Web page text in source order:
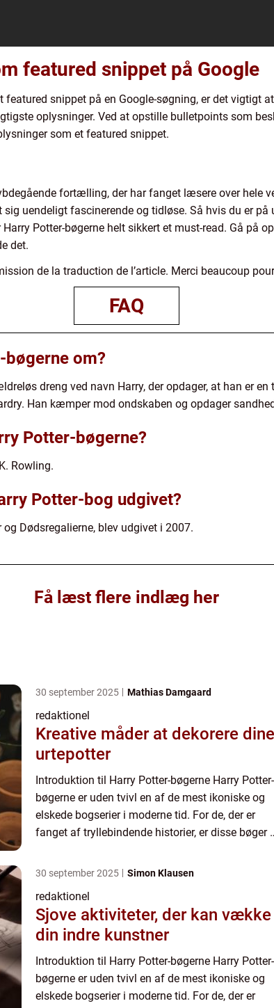
featured snippet på Google
snippet på en Google-søgning, er det vigtigt
oplysninger. Ved at opstille bulletpoints som
som et featured snippet.
fortælling, der har fanget læsere over hele
uendeligt fascinerende og tidløse. Så hvis du er på
Potter-bøgerne helt sikkert et must-read. Gå på
det.
de la traduction de l’article. Merci beaucoup
FAQ
bøgerne om?
dreng ved navn Harry, der opdager, at han er
Han kæmper mod ondskaben og opdager
Potter-bøgerne?
Rowling.
Potter-bog udgivet?
Dødsregalierne, blev udgivet i 2007.
Få læst flere indlæg her
30 september 2025 Mathias Damgaard
redaktionel
Kreative måder at dekorere dine
urtepotter
Introduktion til Harry Potter-bøgerne Harry Potter-
bøgerne er uden tvivl en af de mest ikoniske og
elskede bogserier i moderne tid. For de, der er
fanget af tryllebindende historier, er disse bøger
30 september 2025 Simon Klausen
redaktionel
Sjove aktiviteter, der kan vække
din indre kunstner
Introduktion til Harry Potter-bøgerne Harry Potter-
bøgerne er uden tvivl en af de mest ikoniske og
elskede bogserier i moderne tid. For de, der er